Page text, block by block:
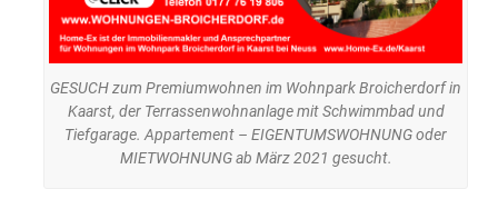
und
GESUCH zum Premiumwohnen im Wohnpark Broicherdorf in
Kaarst, der Terrassenwohnanlage mit Schwimmbad und
Tiefgarage. Appartement – EIGENTUMSWOHNUNG oder
MIETWOHNUNG ab März 2021 gesucht.